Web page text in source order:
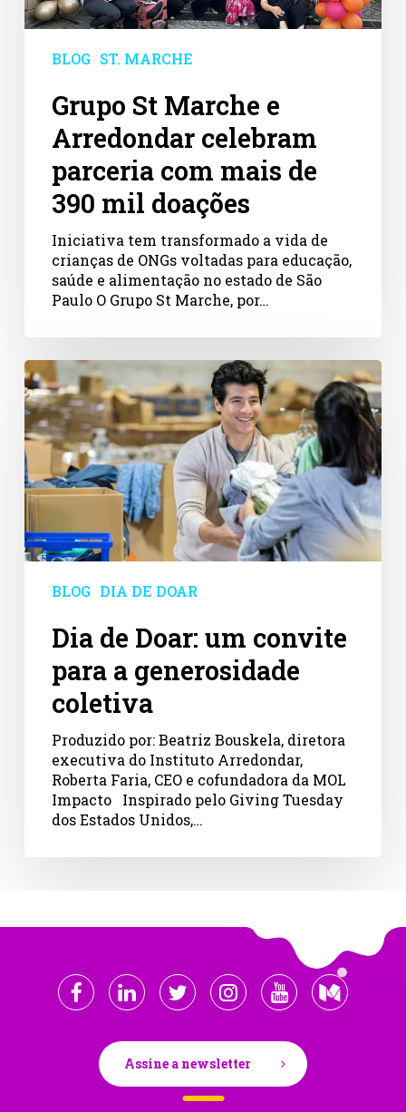
de
390
BLOG ST. MARCHE
Grupo St Marche e
Arredondar celebram
parceria com mais de
390 mil doações
Iniciativa tem transformado a vida de
crianças de ONGs voltadas para educação,
saúde e alimentação no estado de São
Paulo O Grupo St Marche, por…
Dia
de
Doar:
um
convite
para
a
generosidade
coletiva
BLOG DIA DE DOAR
Dia de Doar: um convite
para a generosidade
coletiva
Produzido por: Beatriz Bouskela, diretora
executiva do Instituto Arredondar,
Roberta Faria, CEO e cofundadora da MOL
Impacto Inspirado pelo Giving Tuesday
dos Estados Unidos,…
Assine a newsletter